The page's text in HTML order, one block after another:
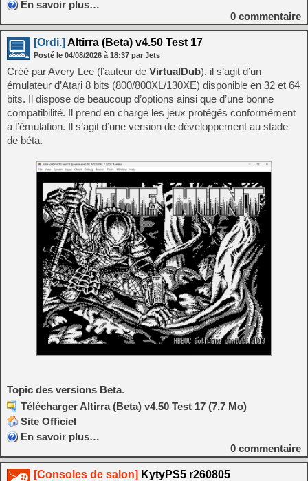
En savoir plus…
0 commentaire
[Ordi.] Altirra (Beta) v4.50 Test 17
Posté le 04/08/2026 à 18:37 par Jets
Créé par Avery Lee (l’auteur de VirtualDub), il s’agit d’un
émulateur d’Atari 8 bits (800/800XL/130XE) disponible en 32 et 64
bits. Il dispose de beaucoup d’options ainsi que d’une bonne
compatibilité. Il prend en charge les jeux protégés conformément
à l’émulation. Il s’agit d’une version de développement au stade
de béta.
Topic des versions Beta.
Télécharger Altirra (Beta) v4.50 Test 17 (7.7 Mo)
Site Officiel
En savoir plus…
0 commentaire
[Consoles de salon] KytyPS5 r260805